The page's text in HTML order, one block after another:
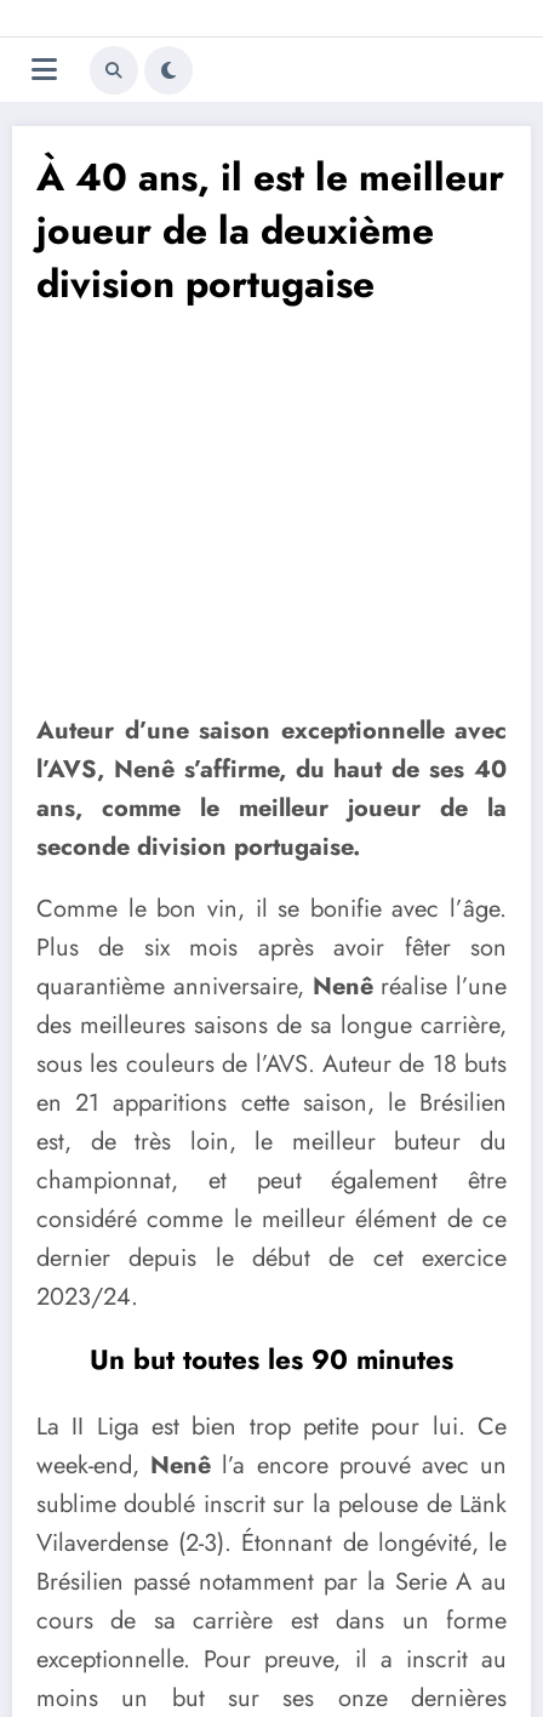
au
contenu
Trivela
L'actualité du football
À 40 ans, il est le meilleur
joueur de la deuxième
division portugaise
Auteur d’une saison exceptionnelle avec
l’AVS, Nenê s’affirme, du haut de ses 40
ans, comme le meilleur joueur de la
seconde division portugaise.
Comme le bon vin, il se bonifie avec l’âge.
Plus de six mois après avoir fêter son
quarantième anniversaire, Nenêréalise l’une
des meilleures saisons de sa longue carrière,
sous les couleurs de l’AVS. Auteur de 18 buts
en 21 apparitions cette saison, le Brésilien
est, de très loin, le meilleur buteur du
championnat, et peut également être
considéré comme le meilleur élément de ce
dernier depuis le début de cet exercice
2023/24.
Un but toutes les 90 minutes
La II Liga est bien trop petite pour lui. Ce
week-end, Nenê l’a encore prouvé avec un
sublime doublé inscrit sur la pelouse de Länk
Vilaverdense (2-3). Étonnant de longévité, le
Brésilien passé notamment par la Serie A au
cours de sa carrière est dans un forme
exceptionnelle. Pour preuve, il a inscrit au
moins un but sur ses onze dernières